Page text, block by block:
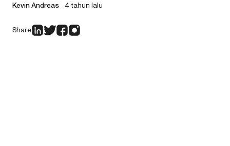
Kevin Andreas 4 tahun lalu
Share